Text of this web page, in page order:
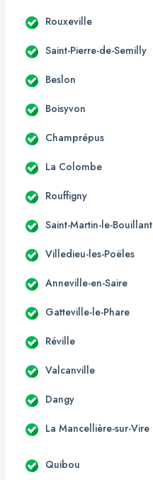
Rouxeville
Saint-Pierre-de-Semilly
Beslon
Boisyvon
Champrépus
La Colombe
Rouffigny
Saint-Martin-le-Bouillant
Villedieu-les-Poëles
Anneville-en-Saire
Gatteville-le-Phare
Réville
Valcanville
Dangy
La Mancellière-sur-Vire
Quibou